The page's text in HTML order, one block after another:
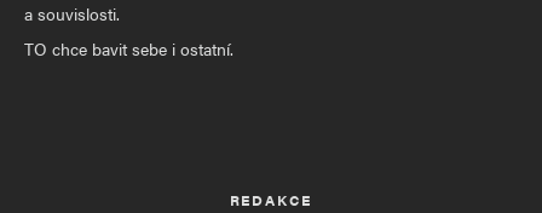
a souvislosti.
TO chce bavit sebe i ostatní.
REDAKCE